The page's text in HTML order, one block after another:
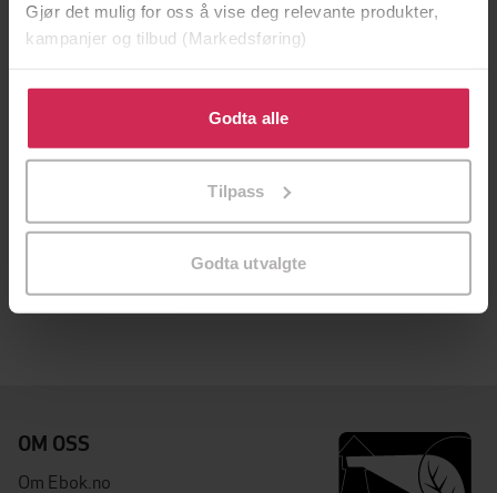
Gjør det mulig for oss å vise deg relevante produkter,
kampanjer og tilbud (Markedsføring)
Klikk på «Godta alle» for å gi oss ditt samtykke til å
bruke cookies for alle disse formålene. Du kan også
tilpasse ditt samtykke til spesifikke formål ved å klikke
Godta alle
Tilpass
Godta utvalgte
229,-
Å lykkes med taler
229,-
OM OSS
Om Ebok.no